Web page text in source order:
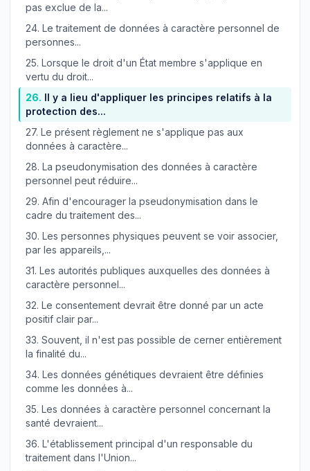
pas exclue de la...
24. Le traitement de données à caractère personnel de
personnes...
25. Lorsque le droit d'un État membre s'applique en
vertu du droit...
26. Il y a lieu d'appliquer les principes relatifs à la
protection des...
27. Le présent règlement ne s'applique pas aux
données à caractère...
28. La pseudonymisation des données à caractère
personnel peut réduire...
29. Afin d'encourager la pseudonymisation dans le
cadre du traitement des...
30. Les personnes physiques peuvent se voir associer,
par les appareils,...
31. Les autorités publiques auxquelles des données à
caractère personnel...
32. Le consentement devrait être donné par un acte
positif clair par...
33. Souvent, il n'est pas possible de cerner entièrement
la finalité du...
34. Les données génétiques devraient être définies
comme les données à...
35. Les données à caractère personnel concernant la
santé devraient...
36. L'établissement principal d'un responsable du
traitement dans l'Union...